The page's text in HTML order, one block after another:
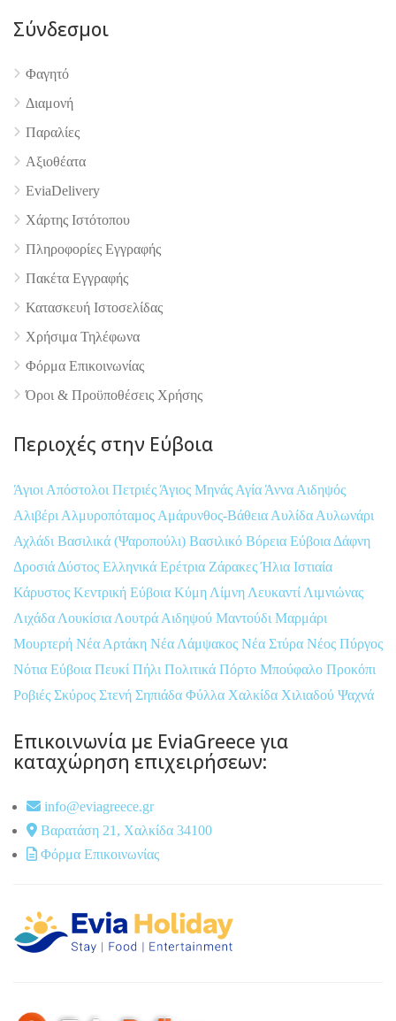
4.9
Σύνδεσμοι
Φαγητό
Διαμονή
Παραλίες
Αξιοθέατα
EviaDelivery
Χάρτης Ιστότοπου
Πληροφορίες Εγγραφής
Πακέτα Εγγραφής
Κατασκευή Ιστοσελίδας
Χρήσιμα Τηλέφωνα
Φόρμα Επικοινωνίας
Όροι & Προϋποθέσεις Xρήσης
Περιοχές στην Εύβοια
Άγιοι Απόστολοι Πετριές Άγιος Μηνάς Αγία Άννα Αιδηψός
Αλιβέρι Αλμυροπόταμος Αμάρυνθος-Βάθεια Αυλίδα Αυλωνάρι
Αχλάδι Βασιλικά (Ψαροπούλι) Βασιλικό Βόρεια Εύβοια Δάφνη
Δροσιά Δύστος Ελληνικά Ερέτρια ΖάρακεςΉλια Ιστιαία
Κάρυστος Κεντρική Εύβοια Κύμη Λίμνη Λευκαντί Λιμνιώνας
Λιχάδα Λουκίσια Λουτρά Αιδηψού Μαντούδι Μαρμάρι
Μουρτερή Νέα Αρτάκη Νέα Λάμψακος Νέα Στύρα Νέος Πύργος
Νότια Εύβοια Πευκί Πήλι Πολιτικά Πόρτο Μπούφαλο Προκόπι
Ροβιές Σκύρος Στενή Σηπιάδα Φύλλα Χαλκίδα Χιλιαδού Ψαχνά
Επικοινωνία με EviaGreece για
καταχώρηση επιχειρήσεων:
info@eviagreece.gr
Βαρατάση 21, Χαλκίδα 34100
Φόρμα Επικοινωνίας